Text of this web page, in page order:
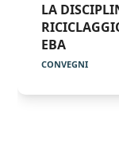
LA
EBA
CONVEGNI